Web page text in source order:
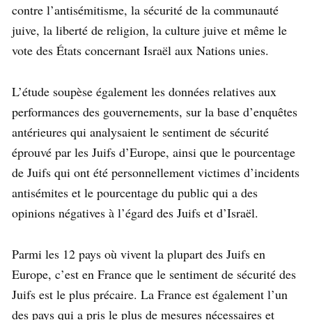
contre l’antisémitisme, la sécurité de la communauté
juive, la liberté de religion, la culture juive et même le
vote des États concernant Israël aux Nations unies.
L’étude soupèse également les données relatives aux
performances des gouvernements, sur la base d’enquêtes
antérieures qui analysaient le sentiment de sécurité
éprouvé par les Juifs d’Europe, ainsi que le pourcentage
de Juifs qui ont été personnellement victimes d’incidents
antisémites et le pourcentage du public qui a des
opinions négatives à l’égard des Juifs et d’Israël.
Parmi les 12 pays où vivent la plupart des Juifs en
Europe, c’est en France que le sentiment de sécurité des
Juifs est le plus précaire. La France est également l’un
des pays qui a pris le plus de mesures nécessaires et